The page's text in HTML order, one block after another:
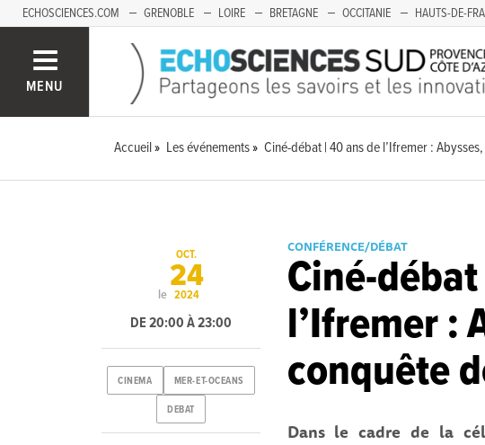
ECHOSCIENCES.COM GRENOBLE LOIRE BRETAGNE OCCITANIE HAUTS-DE-
MENU
Accueil Les événements Ciné-débat | 40 ans de l’Ifremer :
CONFÉRENCE/DÉBAT
Ciné-
l’Ifremer :
conquête
Dans le cadre de la
le
OCT.
24
2024
DE 20:00 À 23:00
CINEMA MER-ET-OCEANS
DEBAT